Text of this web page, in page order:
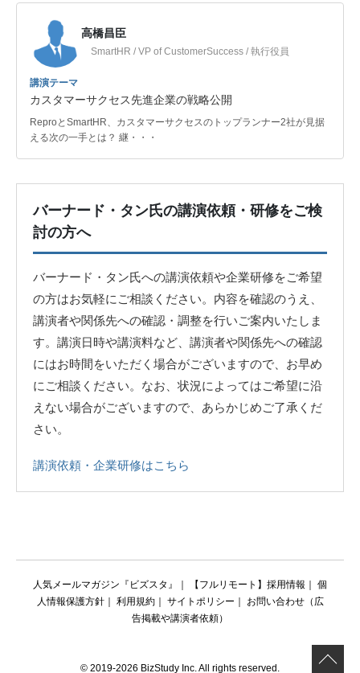
高橋昌臣
SmartHR / VP of CustomerSuccess / 執行役員
講演テーマ
カスタマーサクセス先進企業の戦略公開
ReproとSmartHR、カスタマーサクセスのトップランナー2社が見据
える次の一手とは？ 継・・・
バーナード・タン氏の講演依頼・研修をご検
討の方へ
バーナード・タン氏への講演依頼や企業研修をご希望
の方はお気軽にご相談ください。内容を確認のうえ、
講演者や関係先への確認・調整を行いご案内いたしま
す。講演日時や講演料など、講演者や関係先への確認
にはお時間をいただく場合がございますので、お早め
にご相談ください。なお、状況によってはご希望に沿
えない場合がございますので、あらかじめご了承くだ
さい。
講演依頼・企業研修はこちら
人気メールマガジン『ビズスタ』 【フルリモート】採用情報
個
人情報保護方針｜ 利用規約｜ サイトポリシー
お問い合わせ（広
告掲載や講演者依頼）
© 2019-2026 BizStudy Inc. All rights reserved.